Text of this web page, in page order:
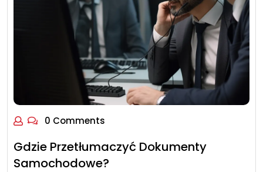
0 Comments
Gdzie Przetłumaczyć Dokumenty
Samochodowe?